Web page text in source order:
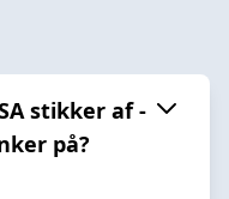
stikker af -
på?